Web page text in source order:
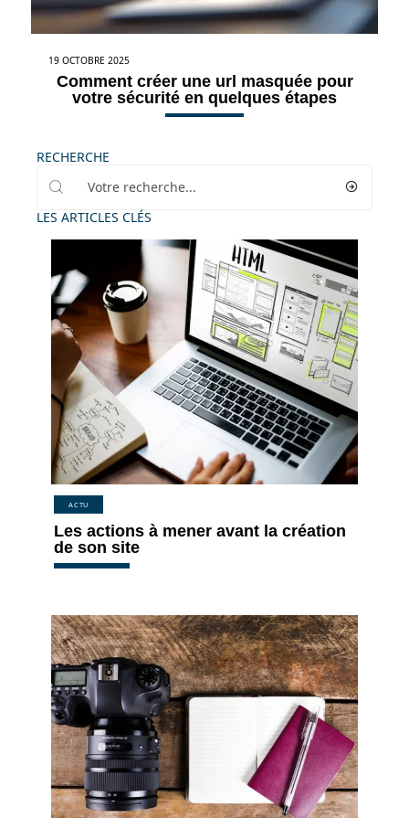
19 OCTOBRE 2025
Comment créer une url masquée pour
votre sécurité en quelques étapes
RECHERCHE
LES ARTICLES CLÉS
ACTU
Les actions à mener avant la création
de son site